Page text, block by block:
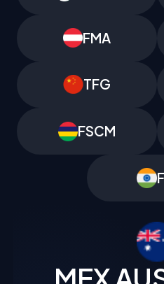
FMA
TFG
FSCM
MEX